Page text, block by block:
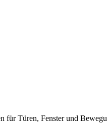
für Türen, Fenster und